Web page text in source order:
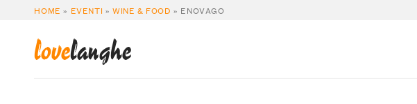
HOME » EVENTI »WINE & FOOD » ENOVAGO
lovelanghe